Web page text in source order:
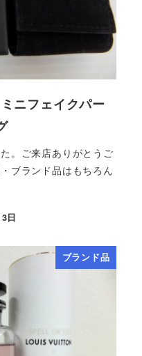
ニフェイクパー
。ご来店ありがとうご
ブランド品はもちろん
日
ブランド品